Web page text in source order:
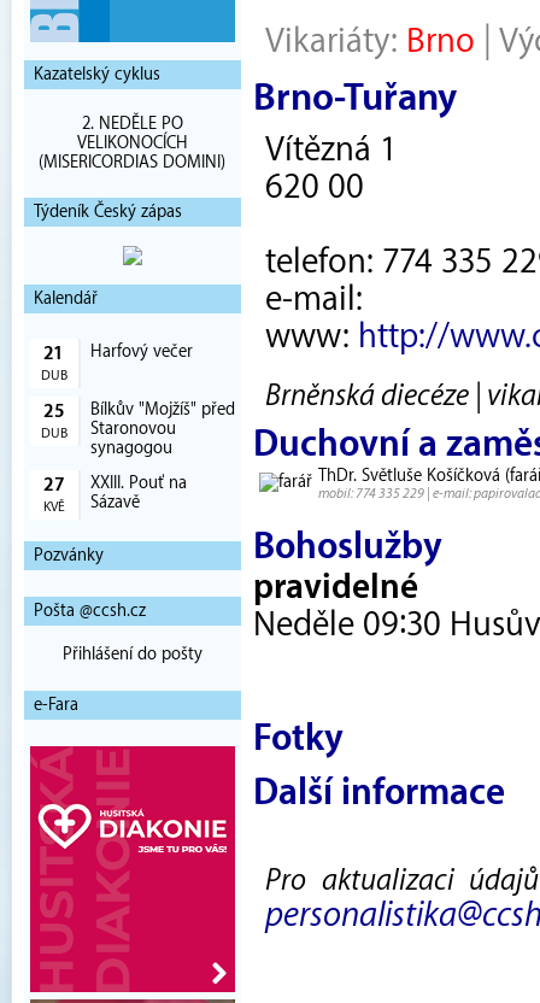
Kazatelský cyklus
2. NEDĚLE PO
VELIKONOCÍCH
(MISERICORDIAS DOMINI)
Týdeník Český zápas
Kalendář
21
DUB
Harfový večer
25
DUB
Bílkův "Mojžíš" před
Staronovou
synagogou
27
KVĚ
XXIII. Pouť na
Sázavě
Pozvánky
Pošta @ccsh.cz
Přihlášení do pošty
e-Fara
Vikariáty: Brno
Brno-Tuřany
Vítězná 1
620 00
telefon: 774 335
e-mail:
www: http://
Brněnská diecéze |
Duchovní a
ThDr. Světluše Košíčková
mobil: 774 335 229 | e-mail:
Bohoslužby
pravidelné
Neděle 09:30
Fotky
Další informace
Pro aktualizaci